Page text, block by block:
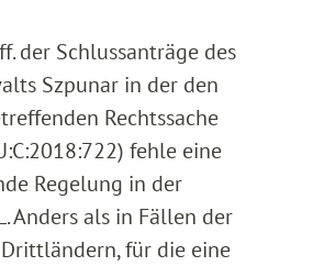
der Schlussanträge des
Szpunar in der den
Rechtssache
fehle eine
Regelung in der
Anders als in Fällen der
für die eine